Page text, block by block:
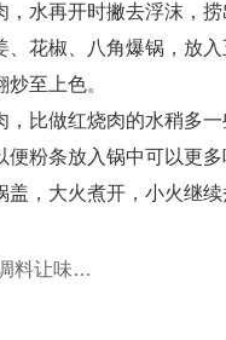
再开时撇去浮沫，捞
椒、八角爆锅，放入
至上色。
做红烧肉的水稍多一
条放入锅中可以更多
大火煮开，小火继续
上一篇：炖菜加什么调料让味道更香